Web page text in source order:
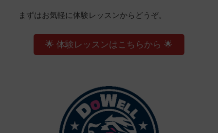
まずはお気軽に体験レッスンからどうぞ。
🌟 体験レッスンはこちらから 🌟